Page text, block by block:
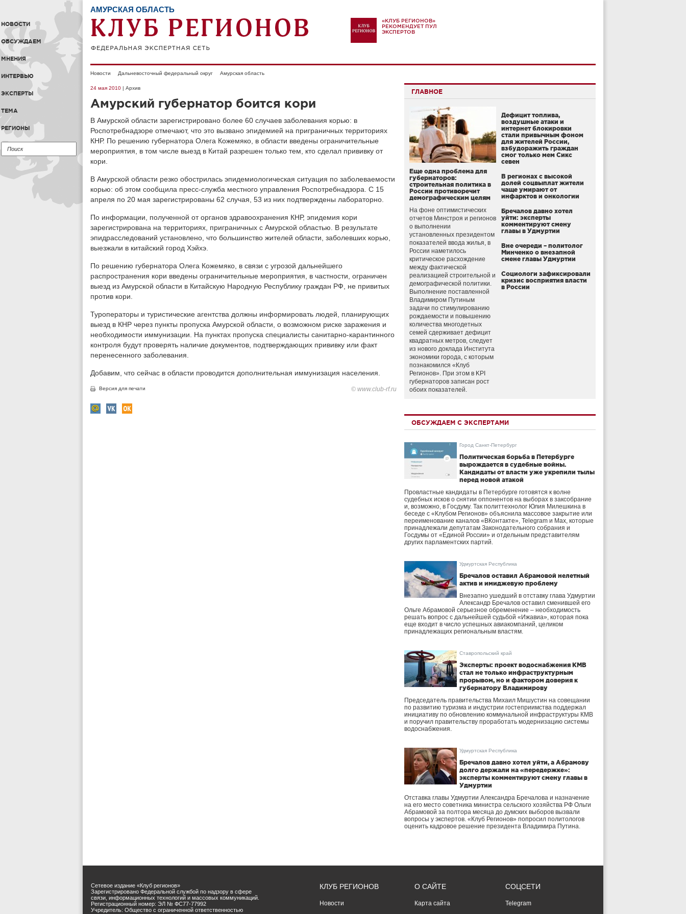
НОВОСТИ
ОБСУЖДАЕМ
МНЕНИЯ
ИНТЕРВЬЮ
ЭКСПЕРТЫ
ТЕМА
РЕГИОНЫ
АМУРСКАЯ ОБЛАСТЬ
«КЛУБ РЕГИОНОВ»
РЕКОМЕНДУЕТ ПУЛ
ЭКСПЕРТОВ
Новости Дальневосточный федеральный округ Амурская область
24 мая 2010 | Архив
Амурский губернатор боится кори
В Амурской области зарегистрировано более 60 случаев заболевания корью: в
Роспотребнадзоре отмечают, что это вызвано эпидемией на приграничных территориях
КНР. По решению губернатора Олега Кожемяко, в области введены ограничительные
мероприятия, в том числе выезд в Китай разрешен только тем, кто сделал прививку от
кори.
В Амурской области резко обострилась эпидемиологическая ситуация по заболеваемости
корью: об этом сообщила пресс-служба местного управления Роспотребнадзора. С 15
апреля по 20 мая зарегистрированы 62 случая, 53 из них подтверждены лабораторно.
По информации, полученной от органов здравоохранения КНР, эпидемия кори
зарегистрирована на территориях, приграничных с Амурской областью. В результате
эпидрасследований установлено, что большинство жителей области, заболевших корью,
выезжали в китайский город Хэйхэ.
По решению губернатора Олега Кожемяко, в связи с угрозой дальнейшего
распространения кори введены ограничительные мероприятия, в частности, ограничен
выезд из Амурской области в Китайскую Народную Республику граждан РФ, не привитых
против кори.
Туроператоры и туристические агентства должны информировать людей, планирующих
выезд в КНР через пункты пропуска Амурской области, о возможном риске заражения и
необходимости иммунизации. На пунктах пропуска специалисты санитарно-карантинного
контроля будут проверять наличие документов, подтверждающих прививку или факт
перенесенного заболевания.
Добавим, что сейчас в области проводится дополнительная иммунизация населения.
Версия для печати © www.club-rf.ru
ГЛАВНОЕ
Еще одна проблема для
губернаторов:
строительная политика в
России противоречит
демографическим целям
На фоне оптимистических
отчетов Минстроя и регионов
о выполнении
установленных президентом
показателей ввода жилья, в
России наметилось
критическое расхождение
между фактической
реализацией строительной и
демографической политики.
Выполнение поставленной
Владимиром Путиным
задачи по стимулированию
рождаемости и повышению
количества многодетных
семей сдерживает дефицит
квадратных метров, следует
из нового доклада Института
экономики города, с которым
познакомился «Клуб
Регионов». При этом в KPI
губернаторов записан рост
обоих показателей.
Дефицит топлива,
воздушные атаки и
интернет блокировки
стали привычным фоном
для жителей России,
взбудоражить граждан
смог только мем Сикс
севен
В регионах с высокой
долей соцвыплат жители
чаще умирают от
инфарктов и онкологии
Бречалов давно хотел
уйти: эксперты
комментируют смену
главы в Удмуртии
Вне очереди – политолог
Минченко о внезапной
смене главы Удмуртии
Социологи зафиксировали
кризис восприятия власти
в России
ОБСУЖДАЕМ С ЭКСПЕРТАМИ
Город Санкт-Петербург
Политическая борьба в Петербурге
вырождается в судебные войны.
Кандидаты от власти уже укрепили тылы
перед новой атакой
Провластные кандидаты в Петербурге готовятся к волне
судебных исков о снятии оппонентов на выборах в заксобрание
и, возможно, в Госдуму. Так политтехнолог Юлия Милешкина в
беседе с «Клубом Регионов» объяснила массовое закрытие или
переименование каналов «ВКонтакте», Telegram и Max, которые
принадлежали депутатам Законодательного собрания и
Госдумы от «Единой России» и отдельным представителям
других парламентских партий.
Удмуртская Республика
Бречалов оставил Абрамовой нелетный
актив и имиджевую проблему
Внезапно ушедший в отставку глава Удмуртии
Александр Бречалов оставил сменившей его
Ольге Абрамовой серьезное обременение – необходимость
решать вопрос с дальнейшей судьбой «Ижавиа», которая пока
еще входит в число успешных авиакомпаний, целиком
принадлежащих региональным властям.
Ставропольский край
Эксперты: проект водоснабжения КМВ
стал не только инфраструктурным
прорывом, но и фактором доверия к
губернатору Владимирову
Председатель правительства Михаил Мишустин на совещании
по развитию туризма и индустрии гостеприимства поддержал
инициативу по обновлению коммунальной инфраструктуры КМВ
и поручил правительству проработать модернизацию системы
водоснабжения.
Удмуртская Республика
Бречалов давно хотел уйти, а Абрамову
долго держали на «передержке»:
эксперты комментируют смену главы в
Удмуртии
Отставка главы Удмуртии Александра Бречалова и назначение
на его место советника министра сельского хозяйства РФ Ольги
Абрамовой за полтора месяца до думских выборов вызвали
вопросы у экспертов. «Клуб Регионов» попросил политологов
оценить кадровое решение президента Владимира Путина.
Сетевое издание «Клуб регионов»
Зарегистрировано Федеральной службой по надзору в сфере
связи, информационных технологий и массовых коммуникаций.
Регистрационный номер: ЭЛ № ФС77-77992
Учредитель: Общество с ограниченной ответственностью
КЛУБ РЕГИОНОВ
Новости
О САЙТЕ
Карта сайта
СОЦСЕТИ
Telegram